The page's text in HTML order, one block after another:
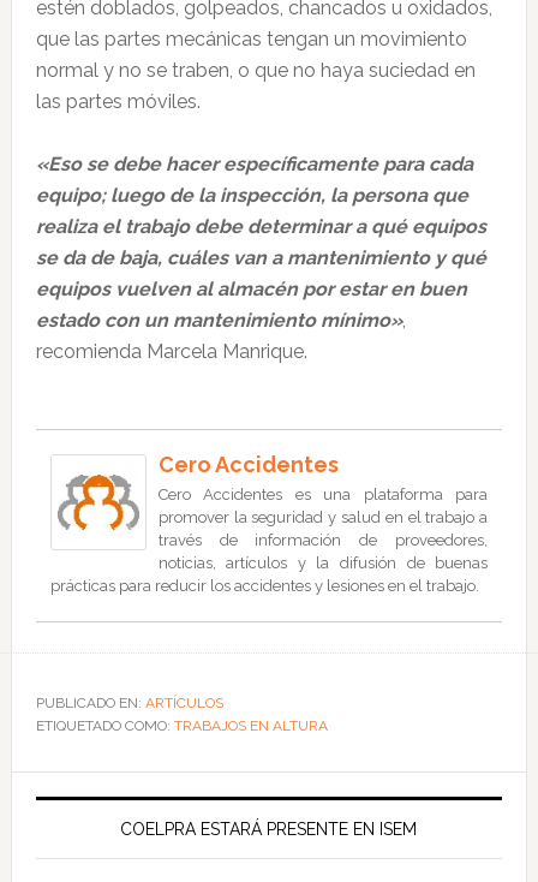
estén doblados, golpeados, chancados u oxidados,
que las partes mecánicas tengan un movimiento
normal y no se traben, o que no haya suciedad en
las partes móviles.
«Eso se debe hacer específicamente para cada
equipo; luego de la inspección, la persona que
realiza el trabajo debe determinar a qué equipos
se da de baja, cuáles van a mantenimiento y qué
equipos vuelven al almacén por estar en buen
estado con un mantenimiento mínimo»,
recomiendaMarcela Manrique.
Cero Accidentes
Cero Accidentes es una plataforma para
promover la seguridad y salud en el trabajo a
través de información de proveedores,
noticias, artículos y la difusión de buenas
prácticas para reducir los accidentes y lesiones en el trabajo.
PUBLICADO EN: ARTÍCULOS
ETIQUETADO COMO: TRABAJOS EN ALTURA
COELPRA ESTARÁ PRESENTE EN ISEM